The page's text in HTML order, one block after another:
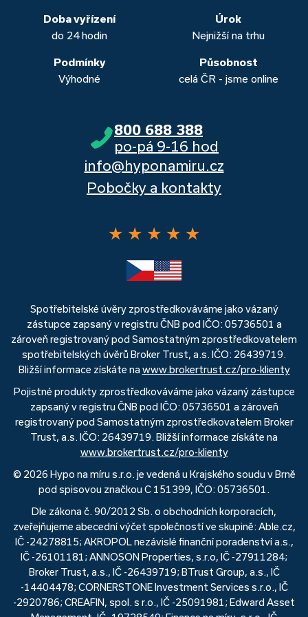
banka, Moneta a Raiffeisenbank.
Doba vyřízení
do 24 hodin
Úrok
Nejnižší na trhu
Podmínky
Výhodné
Působnost
celá ČR - jsme online
800 688 388
po-pá 9-16 hod
info@hyponamiru.cz
Pobočky a kontakty
★ ★ ★ ★ ★
Spotřebitelské úvěry zprostředkováváme jako vázaný
zástupce zapsaný v registru ČNB pod IČO: 05736501 a
zároveň registrovaný pod Samostatným zprostředkovatelem
spotřebitelských úvěrů Broker Trust, a.s. IČO: 26439719.
Bližší informace získáte na www.brokertrust.cz/pro-klienty
Pojistné produkty zprostředkováváme jako vázaný zástupce
zapsaný v registru ČNB pod IČO: 05736501 a zároveň
registrovaný pod Samostatným zprostředkovatelem Broker
Trust, a.s. IČO: 26439719. Bližší informace získáte na
www.brokertrust.cz/pro-klienty
© 2026 Hypo na míru s.r.o. je vedená u Krajského soudu v Brně
pod spisovou značkou C 151399, IČO: 05736501.
Dle zákona č. 90/2012 Sb. o obchodních korporacích,
zveřejňujeme abecední výčet společností ve skupině: Able.cz,
IČ -24278815; AKROPOL nezávislé finanční poradenství a.s.,
IČ -26101181; ANNOSON Properties, s.r.o, IČ -27911284;
Broker Trust, a.s., IČ -26439719; BTrust Group, a.s., IČ
-14404478; CORNERSTONE Investment Services s.r.o., IČ
-2920786; CREAFIN, spol. s r.o., IČ -25091981; Edward Asset